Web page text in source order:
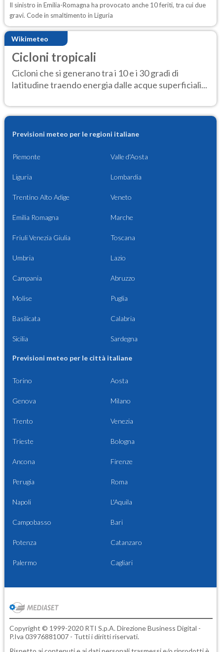
Il sinistro in Emilia-Romagna ha provocato anche 10 feriti, tra cui due
gravi. Code in smaltimento in Liguria
Wikimeteo
Cicloni tropicali
Cicloni che si generano tra i 10 e i 30 gradi di
latitudine traendo energia dalle acque superficiali...
Previsioni meteo per le regioni italiane
Piemonte Valle d'Aosta
Liguria Lombardia
Trentino Alto Adige Veneto
Emilia Romagna Marche
Friuli Venezia Giulia Toscana
Umbria Lazio
Campania Abruzzo
Molise Puglia
Basilicata Calabria
Sicilia Sardegna
Previsioni meteo per le città italiane
Torino Aosta
Genova Milano
Trento Venezia
Trieste Bologna
Ancona Firenze
Perugia Roma
Napoli L'Aquila
Campobasso Bari
Potenza Catanzaro
Palermo Cagliari
Copyright © 1999-2020 RTI S.p.A. Direzione Business Digital -
P.Iva 03976881007 - Tutti i diritti riservati.